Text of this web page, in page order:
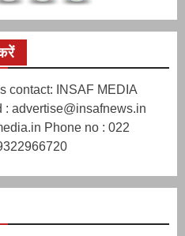
contact: INSAF MEDIA
: advertise@insafnews.in
Phone no : 022